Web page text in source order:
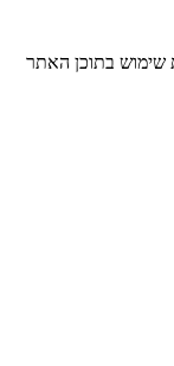
שימוש בתוכן האתר